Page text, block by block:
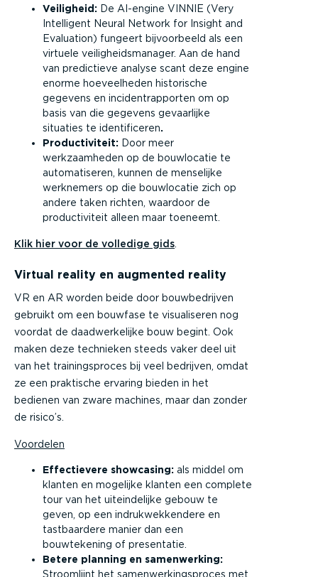
Veiligheid: De AI-engine VINNIE (Very
Intelligent Neural Network for Insight and
Evaluation) fungeert bijvoorbeeld als een
virtuele veiligheidsmanager. Aan de hand
van predictieve analyse scant deze engine
enorme hoeveelheden historische
gegevens en incidentrapporten om op
basis van die gegevens gevaarlijke
situaties te identificeren.
Productiviteit: Door meer
werkzaamheden op de bouwlocatie te
automatiseren, kunnen de menselijke
werknemers op die bouwlocatie zich op
andere taken richten, waardoor de
productiviteit alleen maar toeneemt.
Klik hier voor de volledige gids
Virtual reality en augmented reality
VR en AR worden beide door bouwbedrijven
gebruikt om een bouwfase te visualiseren nog
voordat de daadwerkelijke bouw begint. Ook
maken deze technieken steeds vaker deel uit
van het trainingsproces bij veel bedrijven, omdat
ze een praktische ervaring bieden in het
bedienen van zware machines, maar dan zonder
de risico’s.
Voordelen
Effectievere showcasing: als middel om
klanten en mogelijke klanten een complete
tour van het uiteindelijke gebouw te
geven, op een indrukwekkendere en
tastbaardere manier dan een
bouwtekening of presentatie.
Betere planning en samenwerking:
Stroomlijnt het samenwerkingsproces met